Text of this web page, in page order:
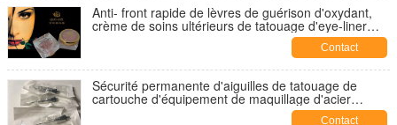
Anti- front rapide de lèvres de guérison d'oxydant,
crème de soins ultérieurs de tatouage d'eye-liner
Contact
Sécurité permanente d'aiguilles de tatouage de
cartouche d'équipement de maquillage d'acier
Contact